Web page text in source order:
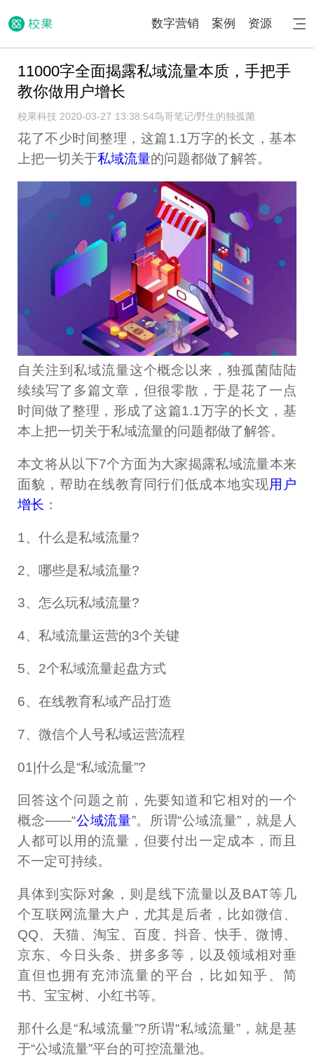
数字营销 案例 资源
11000字全面揭露私域流量本质，手把手
教你做用户增长
校果科技 2020-03-27 13:38:54鸟哥笔记/野生的独孤菌
花了不少时间整理，这篇1.1万字的长文，基本
上把一切关于私域流量的问题都做了解答。
自关注到私域流量这个概念以来，独孤菌陆陆
续续写了多篇文章，但很零散，于是花了一点
时间做了整理，形成了这篇1.1万字的长文，基
本上把一切关于私域流量的问题都做了解答。
本文将从以下7个方面为大家揭露私域流量本来
面貌，帮助在线教育同行们低成本地实现用户
增长 ：
1、什么是私域流量?
2、哪些是私域流量?
3、怎么玩私域流量?
4、私域流量运营的3个关键
5、2个私域流量起盘方式
6、在线教育私域产品打造
7、微信个人号私域运营流程
01|什么是“私域流量”?
回答这个问题之前，先要知道和它相对的一个
概念——“公域流量”。所谓“公域流量”，就是人
人都可以用的流量，但要付出一定成本，而且
不一定可持续。
具体到实际对象，则是线下流量以及BAT等几
个互联网流量大户，尤其是后者，比如微信、
QQ、天猫、淘宝、百度、抖音、快手、微博、
京东、今日头条、拼多多等，以及领域相对垂
直但也拥有充沛流量的平台，比如知乎、简
书、宝宝树、小红书等。
那什么是“私域流量”?所谓“私域流量”，就是基
于“公域流量”平台的可控流量池。